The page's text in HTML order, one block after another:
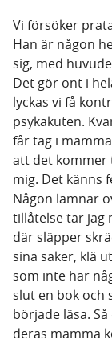
Vi försöker
Han är någon
sig, med
Det gör ont i
lyckas vi få
psykakuten.
får tag i
att det kommer
mig. Det känns
Någon lämnar
tillåtelse tar jag
där släpper
sina saker, klä
som inte har
slut en bok och
började läsa.
deras mamma